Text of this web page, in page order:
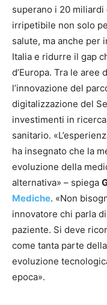
superano i 20 miliardi
irripetibile non solo
salute, ma anche per
Italia e ridurre il gap
d’Europa. Tra le
l’innovazione del
digitalizzazione del
investimenti in
sanitario.
ha insegnato che la
evoluzione della
alternativa» – spiega
Mediche. «Non
innovatore chi parla
paziente. Si deve
come tanta parte
evoluzione
epoca».